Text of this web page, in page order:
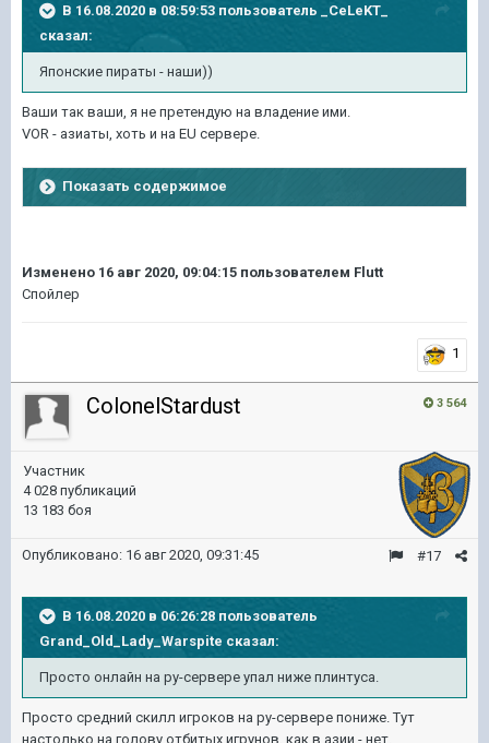
В 16.08.2020 в 08:59:53 пользователь
_CeLeKT_
сказал:
Японские пираты - наши))
Ваши так ваши, я не претендую на владение ими.
VOR - азиаты, хоть и на EU сервере.
Показать содержимое
Изменено 16 авг 2020, 09:04:15 пользователем Flutt
Спойлер
1
3 564
ColonelStardust
Участник
4 028 публикаций
13 183 боя
#17
Опубликовано: 16 авг 2020, 09:31:45
В 16.08.2020 в 06:26:28 пользователь
Grand_Old_Lady_Warspite сказал:
Просто онлайн на ру-сервере упал ниже плинтуса.
Просто средний скилл игроков на ру-сервере пониже. Тут
настолько на голову отбитых игрунов, как в азии - нет.